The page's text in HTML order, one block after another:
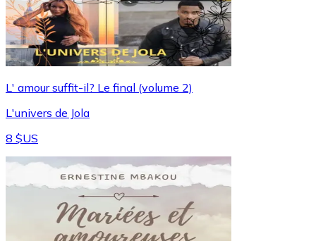
L' amour suffit-il? Le final (volume 2)
L'univers de Jola
8 $US